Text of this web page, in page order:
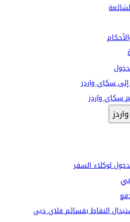
إلى سكاي واردز
سكاي واردز
لوكلاء السفر
النقاط بقسائم فلاي دبي